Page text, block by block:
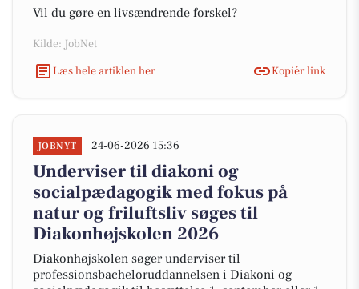
Vil du gøre en livsændrende forskel?
Kilde: JobNet
Læs hele artiklen her
Kopiér link
JOBNYT 24-06-2026 15:36
Underviser til diakoni og
socialpædagogik med fokus på
natur og friluftsliv søges til
Diakonhøjskolen 2026
Diakonhøjskolen søger underviser til
professionsbacheloruddannelsen i Diakoni og